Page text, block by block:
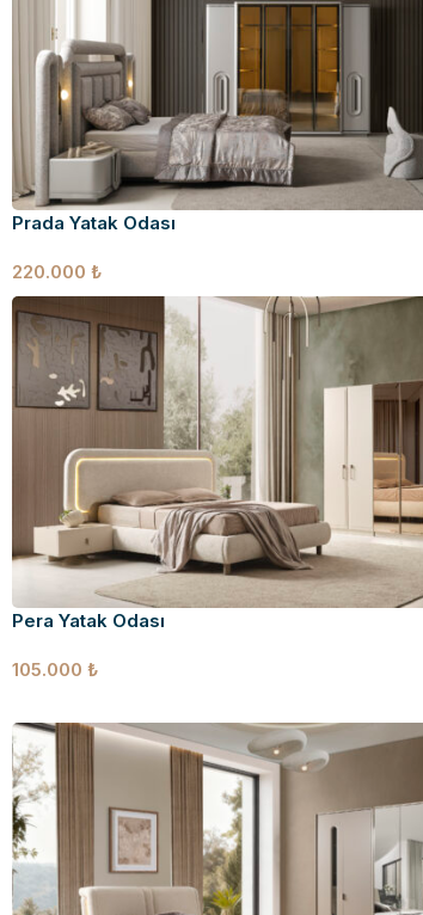
Prada Yatak Odası
220.000 ₺
Pera Yatak Odası
105.000 ₺